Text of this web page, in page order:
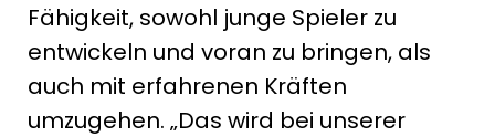
Fähigkeit, sowohl junge Spieler zu
entwickeln und voran zu bringen, als
auch mit erfahrenen Kräften
umzugehen. „Das wird bei unserer